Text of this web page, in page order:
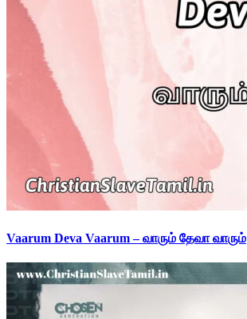
Vaarum Deva Vaarum – வாரும் தேவா வாரும்